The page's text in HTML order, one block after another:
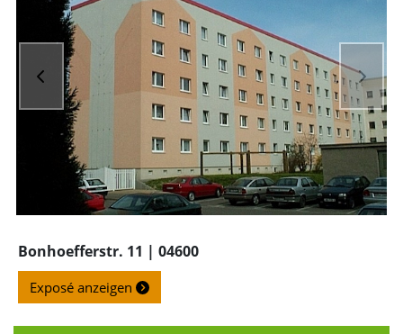
zurück vor
Bonhoefferstr. 11 | 04600
Exposé anzeigen